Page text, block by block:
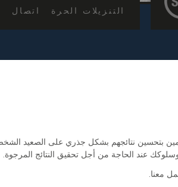
التنزيلات الحرة
اتصال
بتحسين نتائجهم بشكل جذري على الصعيد
عند الحاجة من أجل تحقيق النتائج المرجوة.
معنا.